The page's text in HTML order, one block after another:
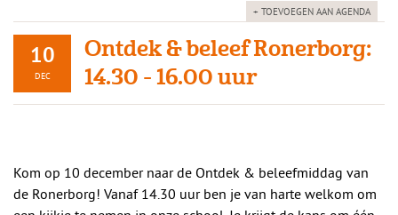
10
DEC
Ontdek & beleef Ronerborg:
14.30 - 16.00 uur
+ TOEVOEGEN AAN AGENDA
Kom op 10 december naar de Ontdek & beleefmiddag van
de Ronerborg! Vanaf 14.30 uur ben je van harte welkom om